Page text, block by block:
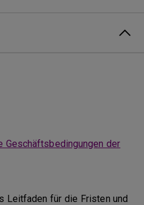
Geschäftsbedingungen der
Leitfaden für die Fristen und